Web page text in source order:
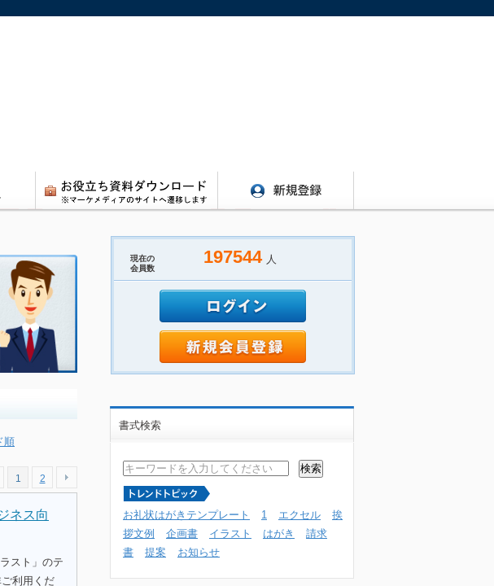
順
1 2
ネス向
スト」のテ
利用くだ
現在の
会員数
197544 人
書式検索
お礼状はがきテンプレート 1 エクセル
挨
拶文例
企画書 イラスト はがき
請求
書
提案 お知らせ